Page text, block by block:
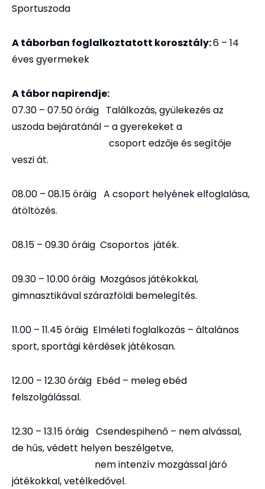
Sportuszoda
A táborban foglalkoztatott korosztály:6 – 14
éves gyermekek
A tábor napirendje:
07.30 – 07.50 óráig Találkozás, gyülekezés az
uszoda bejáratánál – a gyerekeket a
csoport edzője és segítője
veszi át.
08.00 – 08.15 óráig A csoport helyének elfoglalása,
átöltözés.
08.15 – 09.30 óráig Csoportos játék.
09.30 – 10.00 óráig Mozgásos játékokkal,
gimnasztikával szárazföldi bemelegítés.
11.00 – 11.45 óráig Elméleti foglalkozás – általános
sport, sportági kérdések játékosan.
12.00 – 12.30 óráig Ebéd – meleg ebéd
felszolgálással.
12.30 – 13.15 óráig Csendespihenő – nem alvással,
de hűs, védett helyen beszélgetve,
nem intenzív mozgással járó
játékokkal, vetélkedővel.